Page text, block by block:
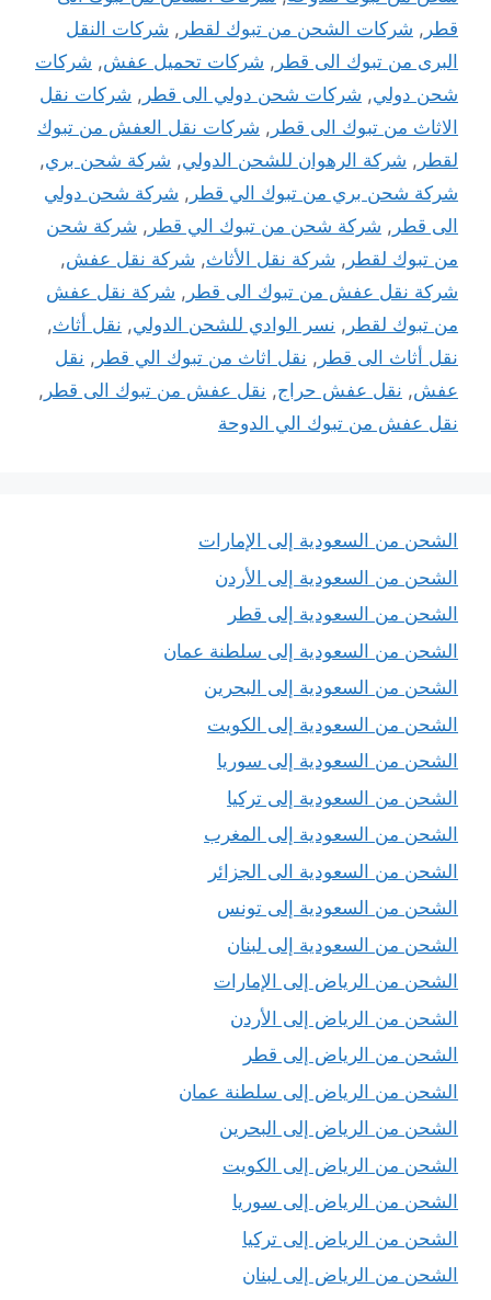
قطر , شركات الشحن من تبوك لقطر , شركات النقل
البرى من تبوك الى قطر , شركات تحميل عفش, شركات
شحن دولي, شركات شحن دولي الى قطر , شركات نقل
الاثاث من تبوك الى قطر , شركات نقل العفش من تبوك
لقطر , شركة الرهوان للشحن الدولي, شركة شحن بري,
شركة شحن بري من تبوك الي قطر , شركة شحن دولي
الى قطر , شركة شحن من تبوك الي قطر , شركة شحن
من تبوك لقطر , شركة نقل الأثاث, شركة نقل عفش,
شركة نقل عفش من تبوك الى قطر , شركة نقل عفش
من تبوك لقطر , نسر الوادي للشحن الدولي, نقل أثاث,
نقل أثاث الى قطر , نقل اثاث من تبوك الي قطر , نقل
عفش, نقل عفش حراج, نقل عفش من تبوك الى قطر ,
نقل عفش من تبوك الي الدوحة
الشحن من السعودية إلى الإمارات
الشحن من السعودية إلى الأردن
الشحن من السعودية إلى قطر
الشحن من السعودية إلى سلطنة عمان
الشحن من السعودية إلى البحرين
الشحن من السعودية إلى الكويت
الشحن من السعودية إلى سوريا
الشحن من السعودية إلى تركيا
الشحن من السعودية إلى المغرب
الشحن من السعودية الى الجزائر
الشحن من السعودية إلى تونس
الشحن من السعودية إلى لبنان
الشحن من الرياض إلى الإمارات
الشحن من الرياض إلى الأردن
الشحن من الرياض إلى قطر
الشحن من الرياض إلى سلطنة عمان
الشحن من الرياض إلى البحرين
الشحن من الرياض إلى الكويت
الشحن من الرياض إلى سوريا
الشحن من الرياض إلى تركيا
الشحن من الرياض إلى لبنان